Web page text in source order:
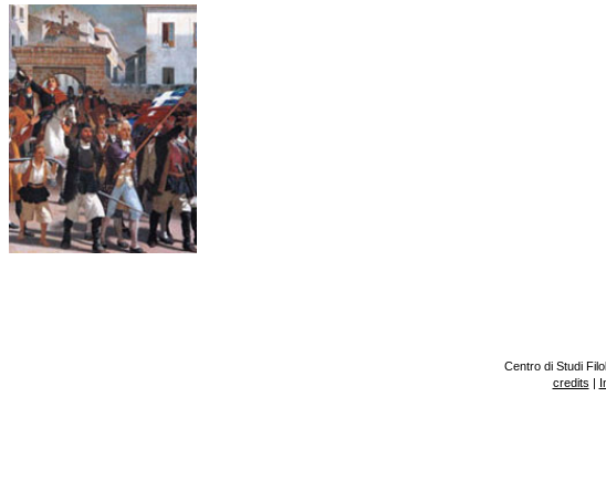
Centro di Studi
credits |